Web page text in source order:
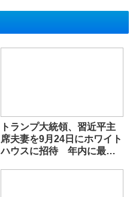
トランプ大統領、習近平主
席夫妻を9月24日にホワイト
ハウスに招待 年内に最大